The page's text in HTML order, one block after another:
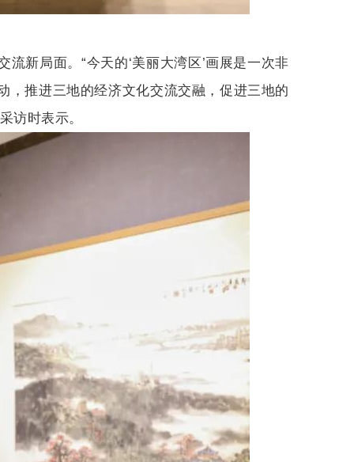
新局面。“今天的‘美丽大湾区’画展是一次非
，推进三地的经济文化交流交融，促进三地的
访时表示。